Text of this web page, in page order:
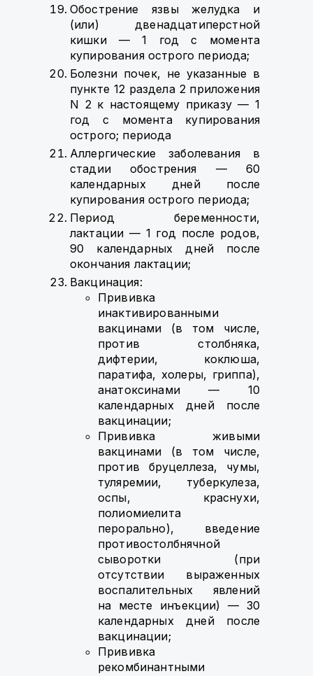
Обострение язвы желудка и
(или) двенадцатиперстной
кишки — 1 год с момента
купирования острого периода;
Болезни почек, не указанные в
пункте 12 раздела 2 приложения
N 2 к настоящему приказу — 1
год с момента купирования
острого; периода
Аллергические заболевания в
стадии обострения — 60
календарных дней после
купирования острого периода;
Период беременности,
лактации — 1 год после родов,
90 календарных дней после
окончания лактации;
Вакцинация:
Прививка
инактивированными
вакцинами (в том числе,
против столбняка,
дифтерии, коклюша,
паратифа, холеры, гриппа),
анатоксинами — 10
календарных дней после
вакцинации;
Прививка живыми
вакцинами (в том числе,
против бруцеллеза, чумы,
туляремии, туберкулеза,
оспы, краснухи,
полиомиелита
перорально), введение
противостолбнячной
сыворотки (при
отсутствии выраженных
воспалительных явлений
на месте инъекции) — 30
календарных дней после
вакцинации;
Прививка
рекомбинантными